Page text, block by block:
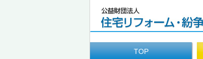
TOP